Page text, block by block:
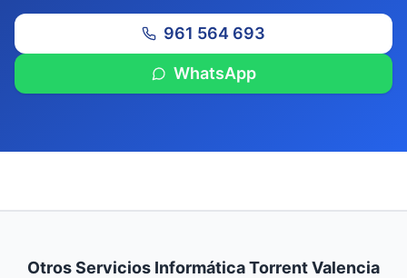
961 564 693
WhatsApp
Otros Servicios Informática Torrent Valencia